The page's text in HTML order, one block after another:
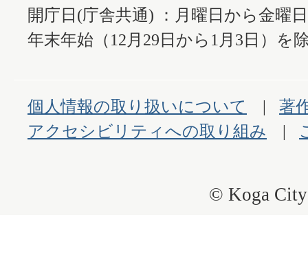
開庁日(庁舎共通) ：月曜日から金曜
年末年始（12月29日から1月3日）を
個人情報の取り扱いについて
著
アクセシビリティへの取り組み
© Koga City